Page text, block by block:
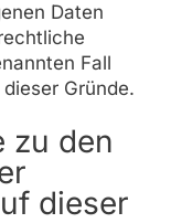
Daten
Fall
Gründe.
zu den
dieser